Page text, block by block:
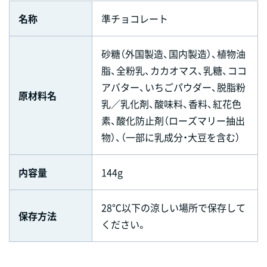
名称 準チョコレート
原材料名
砂糖（外国製造、国内製造）、植物油
脂、全粉乳、カカオマス、乳糖、ココ
アバター、いちごパウダー、脱脂粉
乳／乳化剤、酸味料、香料、紅花色
素、酸化防止剤（ローズマリー抽出
物）、（一部に乳成分・大豆を含む）
内容量 144g
保存方法
28℃以下の涼しい場所で保存して
ください。